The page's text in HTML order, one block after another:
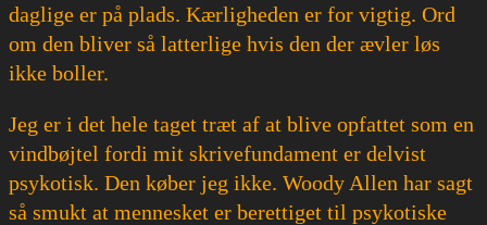
daglige er på plads. Kærligheden er for vigtig. Ord
om den bliver så latterlige hvis den der ævler løs
ikke boller.
Jeg er i det hele taget træt af at blive opfattet som en
vindbøjtel fordi mit skrivefundament er delvist
psykotisk. Den køber jeg ikke. Woody Allen har sagt
så smukt at mennesket er berettiget til psykotiske